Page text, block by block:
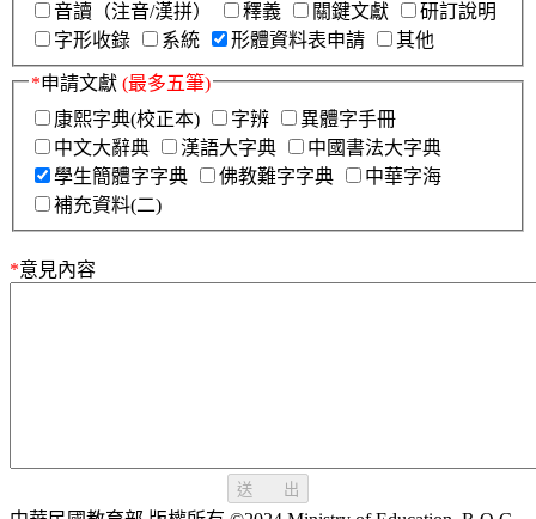
音讀（注音/漢拼）
釋義 關鍵文獻
研訂說明
字形收錄
系統 形體資料表申請 其他
*申請文獻 (最多五筆)
康熙字典(校正本)
字辨
異體字手冊
中文大辭典
漢語大字典
中國書法大字典
學生簡體字字典
佛教難字字典
中華字海
補充資料(二)
*意見內容
送 出